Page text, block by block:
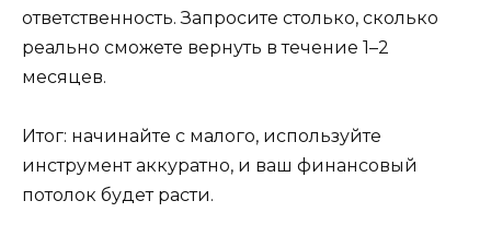
ответственность. Запросите столько, сколько
реально сможете вернуть в течение 1–2
месяцев.
Итог: начинайте с малого, используйте
инструмент аккуратно, и ваш финансовый
потолок будет расти.